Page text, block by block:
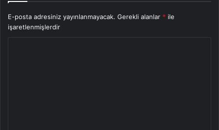
E-posta adresiniz yayınlanmayacak. Gerekli alanlar * ile
işaretlenmişlerdir